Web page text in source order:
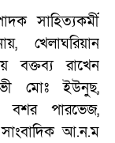
সাহিত্যকর্মী
খেলাঘরিয়ান
বক্তব্য রাখেন
মোঃ ইউনুছ,
বশর পারভেজ,
আ.ন.ম